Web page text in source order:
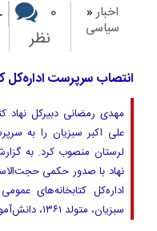
اخبار«
سیاسی
۰
نظر
انتصاب سرپرست اداره‌کل
مهدی رمضانی دبیرکل نهاد
علی اکبر سبزیان را به
لرستان منصوب کرد. به
نهاد با صدور حکمی
اداره‌کل کتابخانه‌های
سبزیان، متولد ۱۳۶۱، دانش‌آموخته